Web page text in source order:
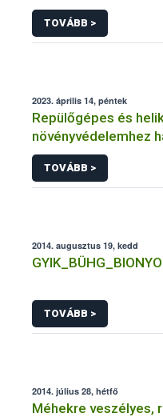
TOVÁBB >
2023. április 14, péntek
Repülőgépes és
növényvédelemhez
rendelkező
TOVÁBB >
2014. augusztus 19, kedd
TOVÁBB >
2014. július 28, hétfő
Méhekre veszélyes,